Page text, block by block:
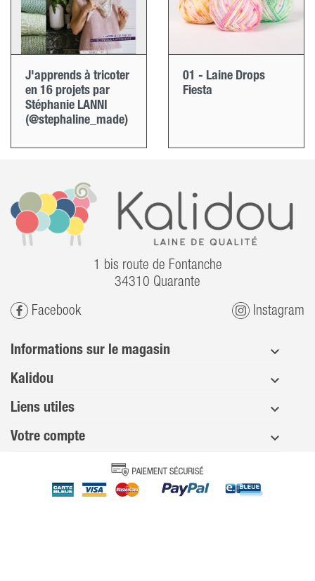
J'apprends à tricoter
en 16 projets par
Stéphanie LANNI
(@stephaline_made)
01 - Laine Drops
Fiesta
1 bis route de Fontanche
34310 Quarante
Facebook Instagram
Informations sur le magasin
Kalidou
Liens utiles
Votre compte